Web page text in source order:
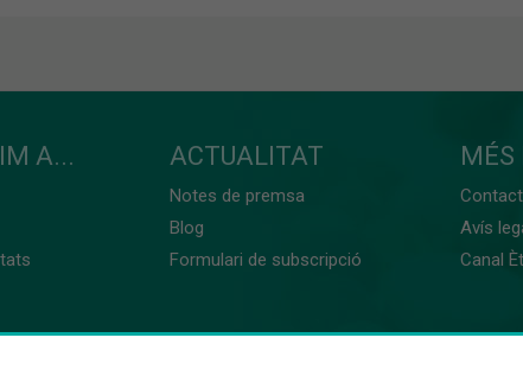
A... ACTUALITAT
Notes de premsa
Blog
Formulari de subscripció
MÉS
Avís
Canal